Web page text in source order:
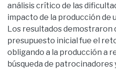
análisis crítico de las
impacto de la producción de
Los resultados demostraron
presupuesto inicial fue el
obligando a la producción a
búsqueda de patrocinadores